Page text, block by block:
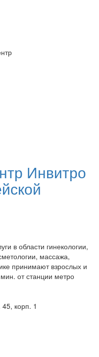
Инвитро
в области гинекологии,
массажа,
принимают взрослых и
от станции метро
корп. 1